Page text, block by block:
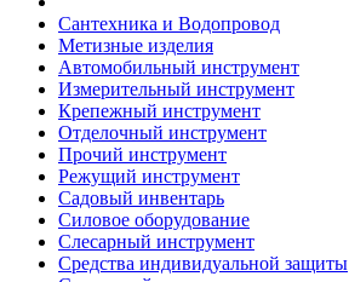
Сантехника и Водопровод
Метизные изделия
Автомобильный инструмент
Измерительный инструмент
Крепежный инструмент
Отделочный инструмент
Прочий инструмент
Режущий инструмент
Садовый инвентарь
Силовое оборудование
Слесарный инструмент
Средства индивидуальной защиты